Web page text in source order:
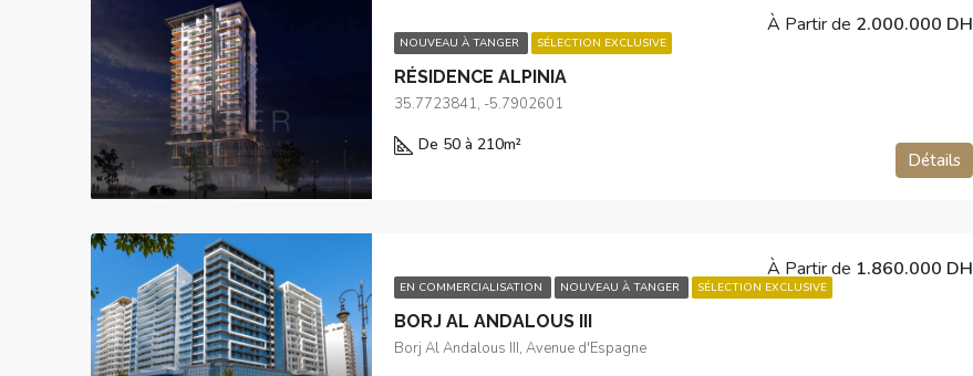
NOUVEAU À TANGER SÉLECTION EXCLUSIVE
RÉSIDENCE ALPINIA
À Partir de 2.000.000 DH
35.7723841, -5.7902601
De 50 à 210m²
Détails
EN COMMERCIALISATION NOUVEAU À TANGER SÉLECTION EXCLUSIVE
BORJ AL ANDALOUS III
À Partir de 1.860.000 DH
Borj Al Andalous III, Avenue d'Espagne